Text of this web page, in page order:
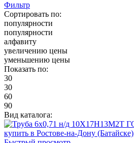
Фильтр
Сортировать по:
популярности
популярности
алфавиту
увеличению цены
уменьшению цены
Показать по:
30
30
60
90
Вид каталога: